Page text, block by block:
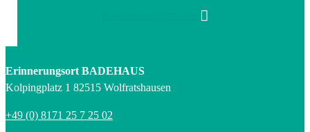
Erinnerungsort BADEHAUS
Kolpingplatz 1 82515 Wolfratshausen
+49 (0) 8171 25 7 25 02